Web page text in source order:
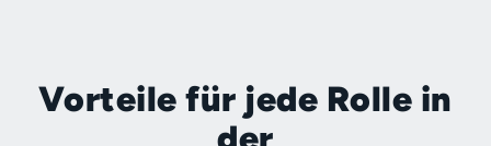
Vorteile für jede Rolle in